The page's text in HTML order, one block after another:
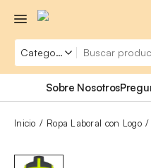
Sobre Nosotros
Inicio Ropa Laboral con Logo